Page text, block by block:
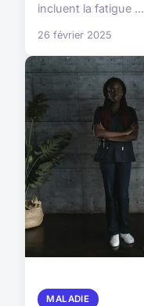
incluent la fatigue ...
26 février 2025
MALADIE